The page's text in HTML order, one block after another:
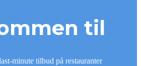
til
minute tilbud på restauranter